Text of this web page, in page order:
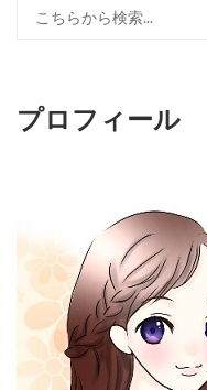
プロフィール